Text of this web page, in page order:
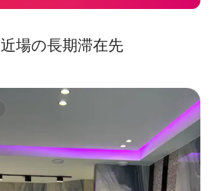
近場の長期滞在先